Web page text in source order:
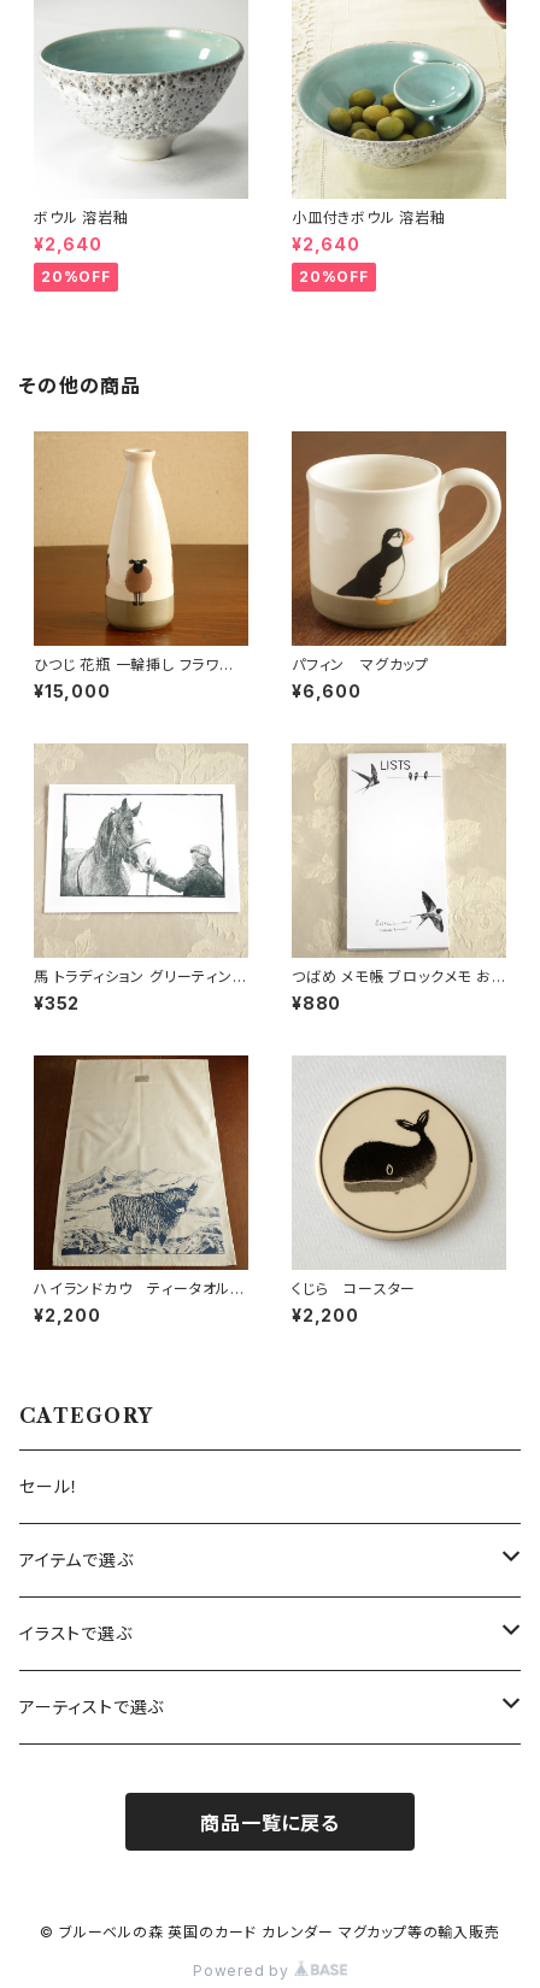
ボウル 溶岩釉
¥2,640
20%OFF
小皿付きボウル 溶岩釉
¥2,640
20%OFF
その他の商品
ひつじ 花瓶 一輪挿し フラワー
ベース
¥15,000
パフィン マグカップ
¥6,600
馬 トラディション グリーティング
カード (メール便可)
¥352
つばめ メモ帳 ブロックメモ おし
ゃれ かわいい (メール便可)
¥880
ハイランドカウ ティータオル
コットン
¥2,200
くじら コースター
¥2,200
CATEGORY
セール！
アイテムで選ぶ
カレンダー
カード
サンキューカード
メモ帳 ブロックメモ
イラストで選ぶ
赤りす
きつね
アーティストで選ぶ
サラ・ビリンガム
チェリス・ハリソン
商品一覧に戻る
© ブルーベルの森 英国のカード カレンダー マグカップ等の輸入販売
Powered by